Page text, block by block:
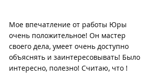
Мое впечатление от работы Юры
очень положительное! Он мастер
своего дела, умеет очень доступно
объяснять и заинтересовывать! Было
интересно, полезно! Считаю, что !